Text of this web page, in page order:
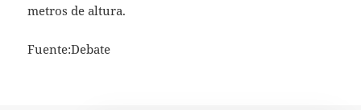
metros de altura.
Fuente:Debate